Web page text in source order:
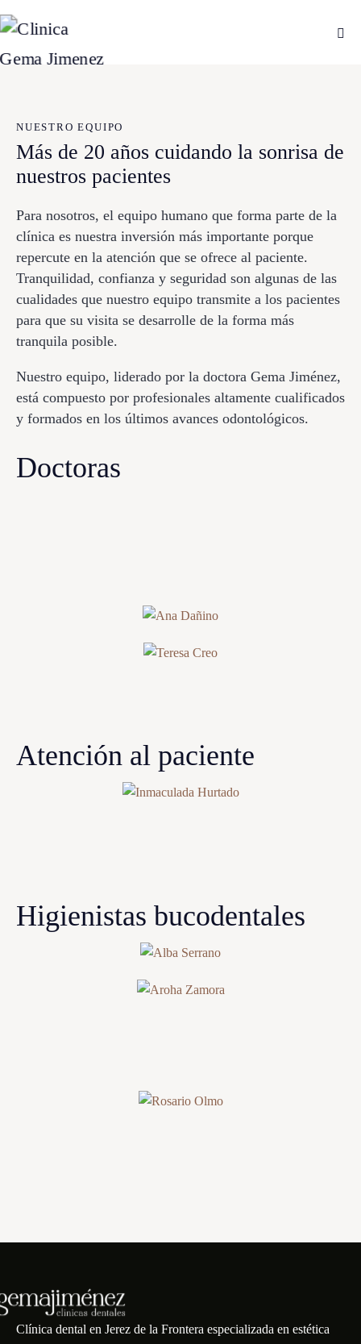
NUESTRO EQUIPO
Más de 20 años cuidando la sonrisa de
nuestros pacientes
Para nosotros, el equipo humano que forma parte de la
clínica es nuestra inversión más importante porque
repercute en la atención que se ofrece al paciente.
Tranquilidad, confianza y seguridad son algunas de las
cualidades que nuestro equipo transmite a los pacientes
para que su visita se desarrolle de la forma más
tranquila posible.
Nuestro equipo, liderado por la doctora Gema Jiménez,
está compuesto por profesionales altamente cualificados
y formados en los últimos avances odontológicos.
Doctoras
Atención al paciente
Higienistas bucodentales
Clínica dental en Jerez de la Frontera especializada en estética